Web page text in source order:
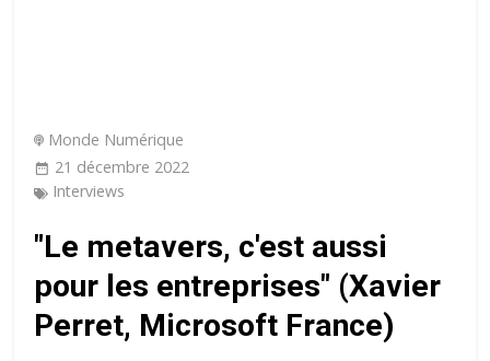
Monde Numérique
21 décembre 2022
Interviews
"Le metavers, c'est aussi
pour les entreprises" (Xavier
Perret, Microsoft France)